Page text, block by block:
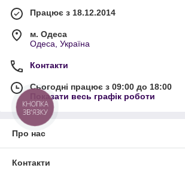
Працює з 18.12.2014
м. Одеса
Одеса, Україна
Контакти
Сьогодні працює з 09:00 до 18:00
Показати весь графік роботи
Про нас
Контакти
КНОПКА
ЗВ'ЯЗКУ